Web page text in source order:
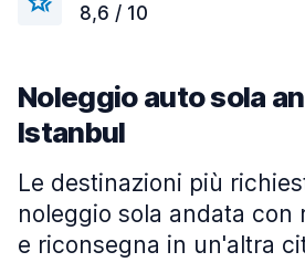
8,6 / 10
Noleggio auto sola
Istanbul
Le destinazioni più
noleggio sola andata con
e riconsegna in un'altra